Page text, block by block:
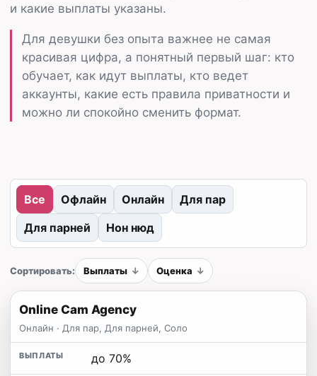
и какие выплаты указаны.
Для девушки без опыта важнее не самая
красивая цифра, а понятный первый шаг: кто
обучает, как идут выплаты, кто ведет
аккаунты, какие есть правила приватности и
можно ли спокойно сменить формат.
Все Офлайн Онлайн
Для пар
Для парней
Нон нюд
Сортировать: Выплаты Оценка
Online Cam Agency
Онлайн · Для пар, Для парней, Соло
до 70%